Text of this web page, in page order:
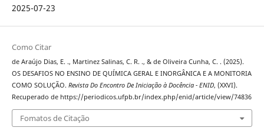
2025-07-23
Como Citar
de Araújo Dias, E. ., Martinez Salinas, C. R. ., & de Oliveira Cunha, C. . (2025).
OS DESAFIOS NO ENSINO DE QUÍMICA GERAL E INORGÂNICA E A MONITORIA
COMO SOLUÇÃO. Revista Do Encontro De Iniciação à Docência - ENID, (XXVI).
Recuperado de https://periodicos.ufpb.br/index.php/enid/article/view/74836
Fomatos de Citação